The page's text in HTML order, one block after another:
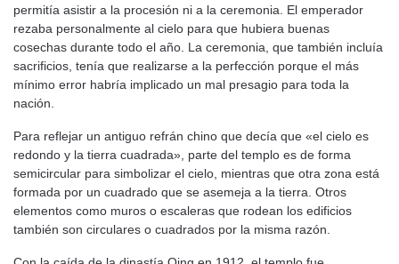
permitía asistir a la procesión ni a la ceremonia. El emperador
rezaba personalmente al cielo para que hubiera buenas
cosechas durante todo el año. La ceremonia, que también incluía
sacrificios, tenía que realizarse a la perfección porque el más
mínimo error habría implicado un mal presagio para toda la
nación.
Para reflejar un antiguo refrán chino que decía que «el cielo es
redondo y la tierra cuadrada», parte del templo es de forma
semicircular para simbolizar el cielo, mientras que otra zona está
formada por un cuadrado que se asemeja a la tierra. Otros
elementos como muros o escaleras que rodean los edificios
también son circulares o cuadrados por la misma razón.